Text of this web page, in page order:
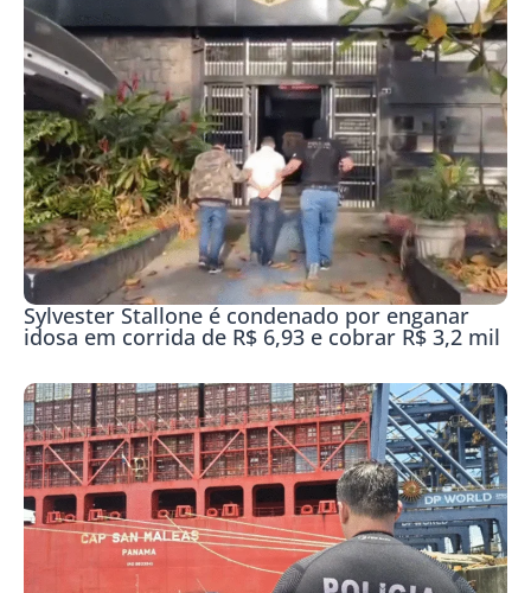
Sylvester Stallone é condenado por enganar
idosa em corrida de R$ 6,93 e cobrar R$ 3,2 mil